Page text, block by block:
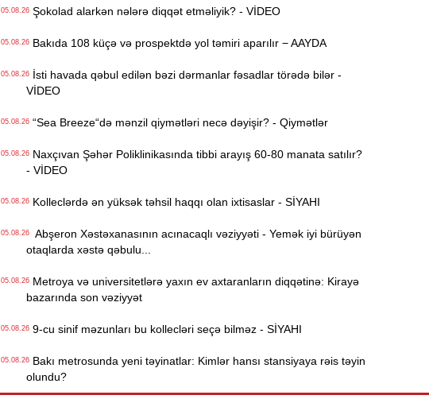
05.08.26Şokolad alarkən nələrə diqqət etməliyik? - VİDEO
05.08.26Bakıda 108 küçə və prospektdə yol təmiri aparılır − AAYDA
05.08.26İsti havada qəbul edilən bəzi dərmanlar fəsadlar törədə bilər -
VİDEO
05.08.26“Sea Breeze“də mənzil qiymətləri necə dəyişir? - Qiymətlər
05.08.26Naxçıvan Şəhər Poliklinikasında tibbi arayış 60-80 manata satılır?
- VİDEO
05.08.26Kolleclərdə ən yüksək təhsil haqqı olan ixtisaslar - SİYAHI
05.08.26Abşeron Xəstəxanasının acınacaqlı vəziyyəti - Yemək iyi bürüyən
otaqlarda xəstə qəbulu...
05.08.26Metroya və universitetlərə yaxın ev axtaranların diqqətinə: Kirayə
bazarında son vəziyyət
05.08.269-cu sinif məzunları bu kollecləri seçə bilməz - SİYAHI
05.08.26Bakı metrosunda yeni təyinatlar: Kimlər hansı stansiyaya rəis təyin
olundu?